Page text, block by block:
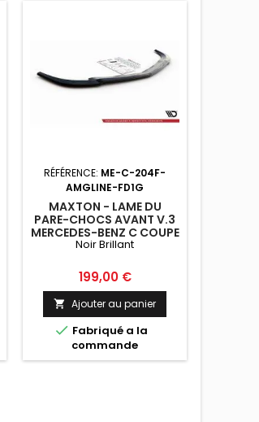
RÉFÉRENCE: ME-C-204F-
AMGLINE-FD1G
MAXTON - LAME DU
PARE-CHOCS AVANT V.3
MERCEDES-BENZ C COUPE
/ SEDAN / ESTATE AMG-
FACELIFT / S204 FACELIFT
NOIR BRILLANT
Noir Brillant
Prix
199,00 €
 Ajouter au panier
 Fabriqué a la
commande